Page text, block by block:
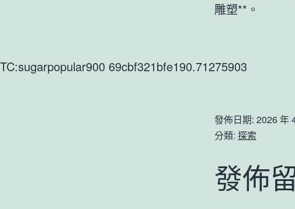
雕塑**。
TC:sugarpopular900 69cbf321bfe190.71275903
發佈日期: 2026 年
分類: 探索
發佈